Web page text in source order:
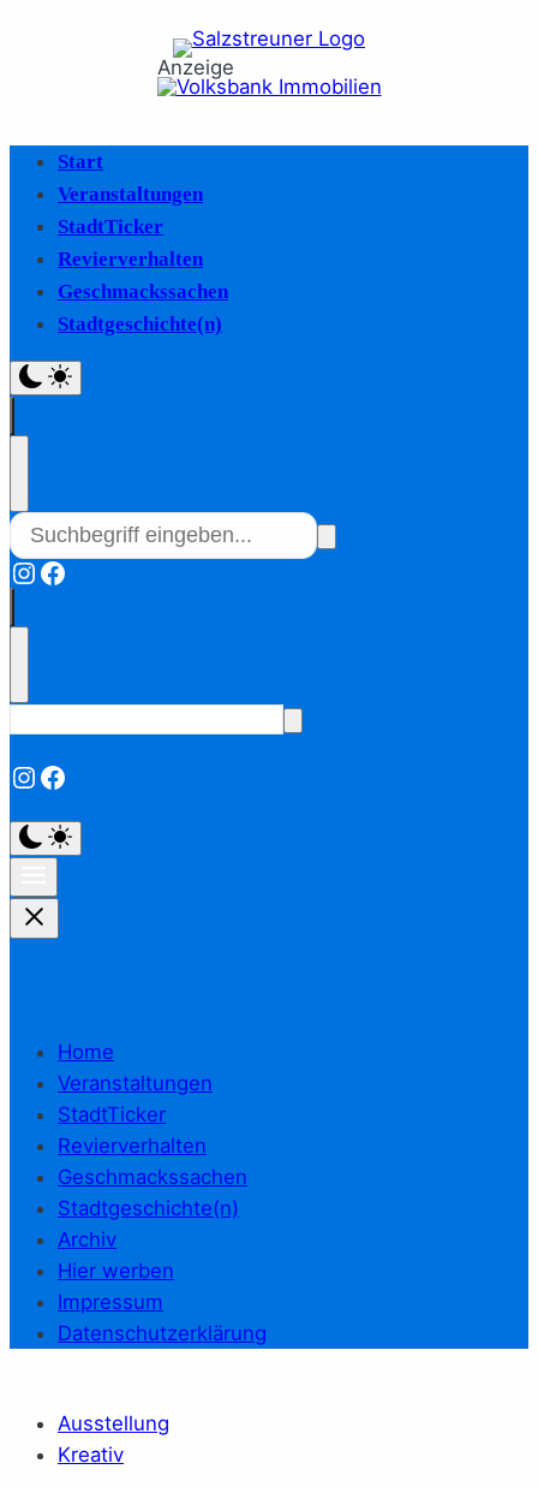
Anzeige
Start
Veranstaltungen
StadtTicker
Revierverhalten
Geschmackssachen
Stadtgeschichte(n)
Instagram
Facebook
Instagram
Facebook
Home
Veranstaltungen
StadtTicker
Revierverhalten
Geschmackssachen
Stadtgeschichte(n)
Archiv
Hier werben
Impressum
Datenschutzerklärung
Ausstellung
Kreativ